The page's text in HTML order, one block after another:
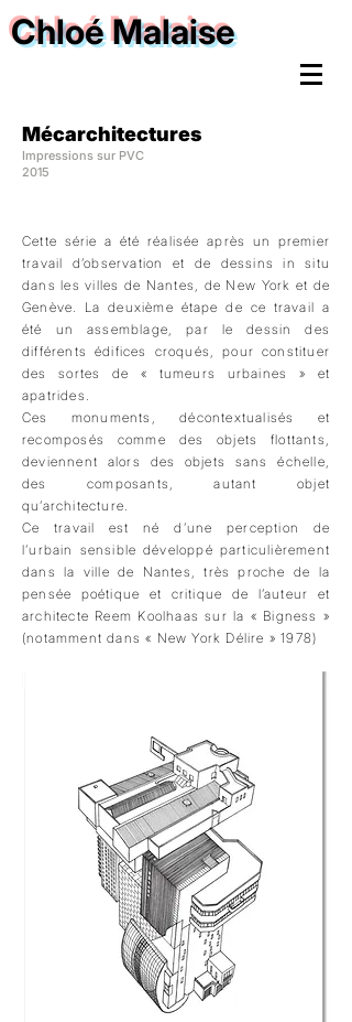
Chloé Malaise
Mécarchitectures
Impressions sur PVC
2015
Cette série a été réalisée après un premier
travail d’observation et de dessins in situ
dans les villes de Nantes, de New York et de
Genève. La deuxième étape de ce travail a
été un assemblage, par le dessin des
différents édifices croqués, pour constituer
des sortes de « tumeurs urbaines » et
apatrides.
Ces monuments, décontextualisés et
recomposés comme des objets flottants,
deviennent alors des objets sans échelle,
des composants, autant objet
qu’architecture.
Ce travail est né d’une perception de
l’urbain sensible développé particulièrement
dans la ville de Nantes, très proche de la
pensée poétique et critique de l’auteur et
architecte Reem Koolhaas sur la « Bigness »
(notamment dans « New York Délire » 1978)